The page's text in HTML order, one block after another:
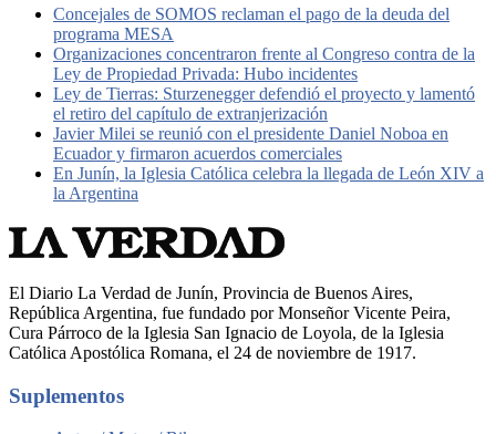
Concejales de SOMOS reclaman el pago de la deuda del
programa MESA
Organizaciones concentraron frente al Congreso contra de la
Ley de Propiedad Privada: Hubo incidentes
Ley de Tierras: Sturzenegger defendió el proyecto y lamentó
el retiro del capítulo de extranjerización
Javier Milei se reunió con el presidente Daniel Noboa en
Ecuador y firmaron acuerdos comerciales
En Junín, la Iglesia Católica celebra la llegada de León XIV a
la Argentina
El Diario La Verdad de Junín, Provincia de Buenos Aires,
República Argentina, fue fundado por Monseñor Vicente Peira,
Cura Párroco de la Iglesia San Ignacio de Loyola, de la Iglesia
Católica Apostólica Romana, el 24 de noviembre de 1917.
Suplementos